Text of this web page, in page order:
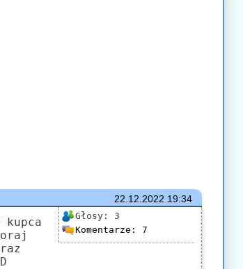
22.12.2022 19:34
Głosy: 3
Komentarze: 7